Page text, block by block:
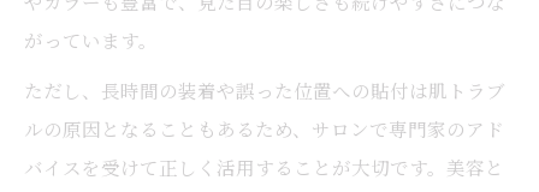
がっています。
ただし、長時間の装着や誤った位置への貼付は肌トラブ
ルの原因となることもあるため、サロンで専門家のアド
バイスを受けて正しく活用することが大切です。美容と